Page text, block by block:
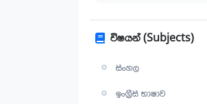
විෂයන් (Subjects)
සිංහල
ඉංග්‍රීසි භාෂාව